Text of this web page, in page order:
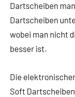
Dartscheiben
Dartscheiben
wobei man nicht
besser ist.
Die
Soft